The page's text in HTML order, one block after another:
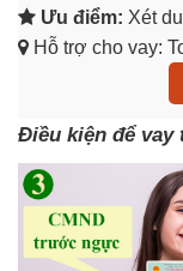
Ưu điểm: Xét
Hỗ trợ cho vay:
Điều kiện để vay